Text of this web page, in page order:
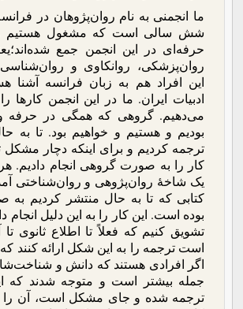
ما انجمنی به نام روان‌پژوهان در
شش سالی است که مشغول هستیم و
حرفه‌ای در این انجمن جمع
روان‌پزشکی، روانکاوی و
این افراد هم به زبان فرانسه آشنا
ادبیات ایران. ما در این انجمن کارها
می‌دهیم. گروهی که همگی در حرفه
بودیم و هستیم و خواهیم بود. تا به
ترجمه کردیم و برای اینکه دچار مشکل
کار را به صورت گروهی انجام دادیم. هر
یک شاخۀ روان‌پژوهی و روان‌شناختی
کتابی که تا به حال منتشر کردیم به
بوده است. این کار را به این دلیل انجام
تشویق کنیم که فعلاً تا اطلاع ثانوی
است ترجمه را به این شکل ارائه
اگر افرادی هستند که دانش و
جمله بیشتر است و متوجه شدند که
ترجمه شده و جای مشکل است، آن را